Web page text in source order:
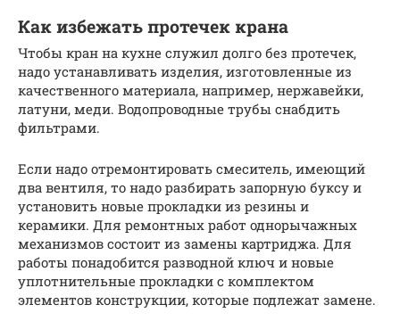
Как избежать протечек крана
Чтобы кран на кухне служил долго без протечек,
надо устанавливать изделия, изготовленные из
качественного материала, например, нержавейки,
латуни, меди. Водопроводные трубы снабдить
фильтрами.
Если надо отремонтировать смеситель, имеющий
два вентиля, то надо разбирать запорную буксу и
установить новые прокладки из резины и
керамики. Для ремонтных работ однорычажных
механизмов состоит из замены картриджа. Для
работы понадобится разводной ключ и новые
уплотнительные прокладки с комплектом
элементов конструкции, которые подлежат замене.